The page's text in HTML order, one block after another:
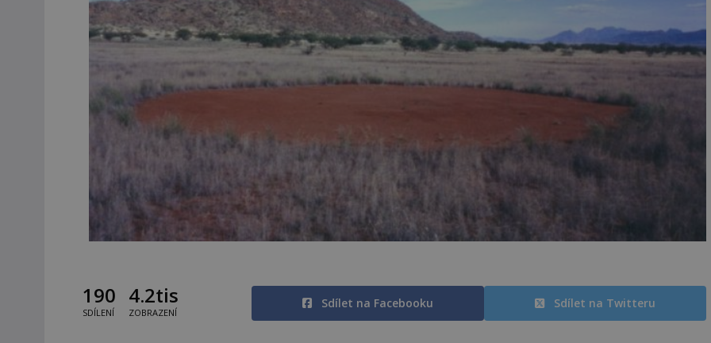
190
SDÍLENÍ
4.2tis
ZOBRAZENÍ
Sdílet na Facebooku Sdílet na Twitteru